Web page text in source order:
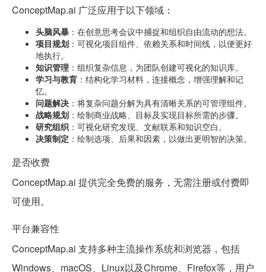
ConceptMap.ai 广泛应用于以下领域：
头脑风暴 ：在创意思考会议中捕捉和组织自由流动的想法。
项目规划 ：可视化项目组件、依赖关系和时间线，以便更好
地执行。
知识管理 ：组织复杂信息，为团队创建可视化的知识库。
学习与教育 ：结构化学习材料，连接概念，增强理解和记
忆。
问题解决 ：将复杂问题分解为具有清晰关系的可管理组件。
战略规划 ：绘制商业战略、目标及实现目标所需的步骤。
研究组织 ：可视化研究发现、文献联系和知识空白。
决策制定 ：绘制选项、后果和因素，以做出更明智的决策。
是否收费
ConceptMap.ai 提供完全免费的服务，无需注册或付费即
可使用。
平台兼容性
ConceptMap.ai 支持多种主流操作系统和浏览器，包括
Windows、macOS、Linux以及Chrome、Firefox等，用户